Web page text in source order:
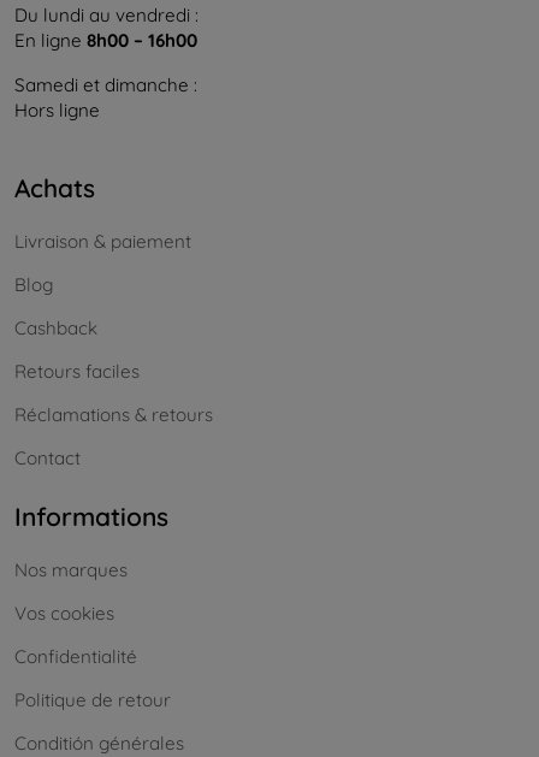
Du lundi au vendredi :
En ligne 8h00 – 16h00
Samedi et dimanche :
Hors ligne
Achats
Livraison & paiement
Blog
Cashback
Retours faciles
Réclamations & retours
Contact
Informations
Nos marques
Vos cookies
Confidentialité
Politique de retour
Conditión générales